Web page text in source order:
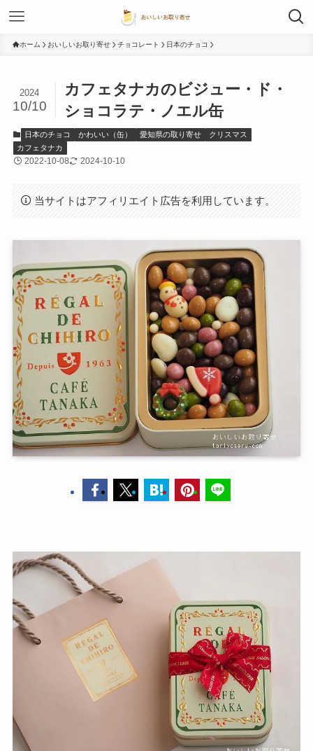
ホーム おいしいお取り寄せ チョコレート 日本のチョコ
カフェタナカのビジュー・ド・
ショコラテ・ノエル缶
2024
10/10
日本のチョコ かわいい（缶） 愛知県の取り寄せ
クリスマス
カフェタナカ
2022-10-08 2024-10-10
当サイトはアフィリエイト広告を利用しています。